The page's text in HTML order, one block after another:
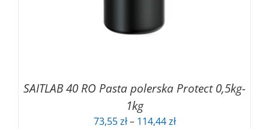
SAITLAB 40 RO Pasta polerska Protect 0,5kg-
1kg
73,55zł – 114,44złZakres